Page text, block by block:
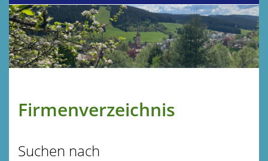
Firmenverzeichnis
Suchen nach